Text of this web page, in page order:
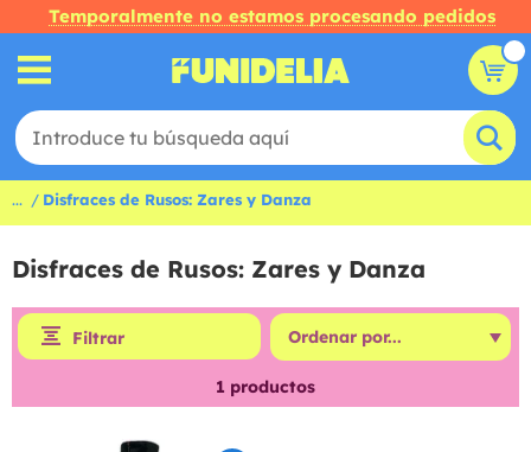
Temporalmente no estamos procesando pedidos
... Disfraces de Rusos: Zares y Danza
Disfraces de Rusos: Zares y Danza
Filtrar
1 productos